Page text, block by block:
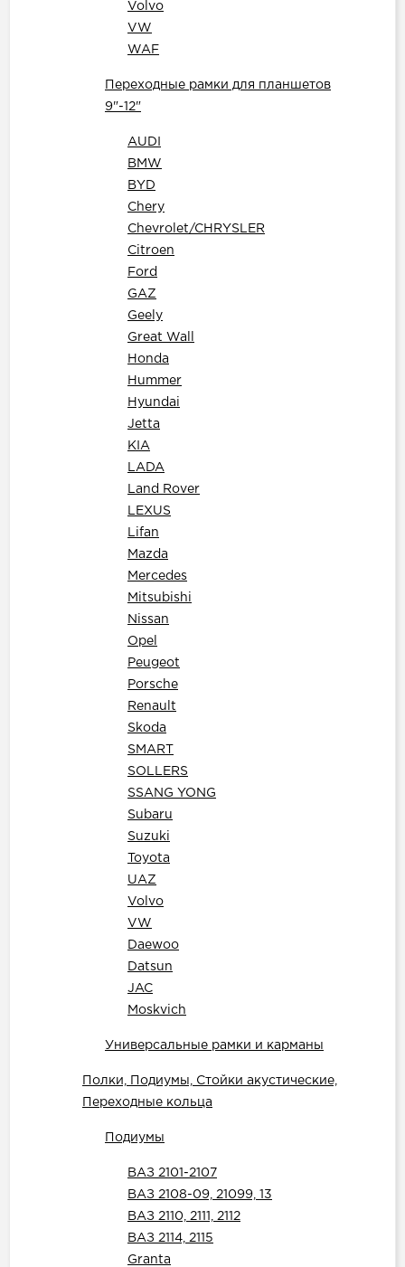
Volvo
VW
WAF
Переходные рамки для планшетов
9"-12"
AUDI
BMW
BYD
Chery
Chevrolet/CHRYSLER
Citroen
Ford
GAZ
Geely
Great Wall
Honda
Hummer
Hyundai
Jetta
KIA
LADA
Land Rover
LEXUS
Lifan
Mazda
Merсedes
Mitsubishi
Nissan
Opel
Peugeot
Porsche
Renault
Skoda
SMART
SOLLERS
SSANG YONG
Subaru
Suzuki
Toyota
UAZ
Volvo
VW
Daewoo
Datsun
JAC
Moskvich
Универсальные рамки и карманы
Полки, Подиумы, Стойки акустические,
Переходные кольца
Подиумы
ВАЗ 2101-2107
ВАЗ 2108-09, 21099, 13
ВАЗ 2110, 2111, 2112
ВАЗ 2114, 2115
Granta